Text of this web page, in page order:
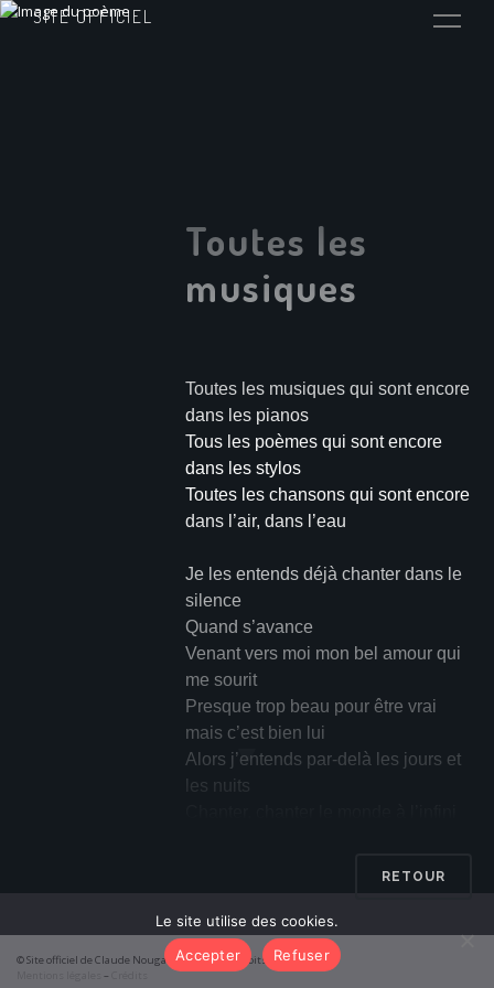
SITE OFFICIEL
Toutes les
musiques
Toutes les musiques qui sont encore
dans les pianos
Tous les poèmes qui sont encore
dans les stylos
Toutes les chansons qui sont encore
dans l’air, dans l’eau
Je les entends déjà chanter dans le
silence
Quand s’avance
Venant vers moi mon bel amour qui
me sourit
Presque trop beau pour être vrai
mais c’est bien lui
Alors j’entends par-delà les jours et
les nuits
Chacun de nous a son poète
Qui aujourd’hui ou bien demain
L’enfermera dans un refrain
▼
RETOUR
© Site officiel de Claude Nougaro 2026 – Tous droits réservés
–
Le site utilise des cookies.
Accepter
Refuser